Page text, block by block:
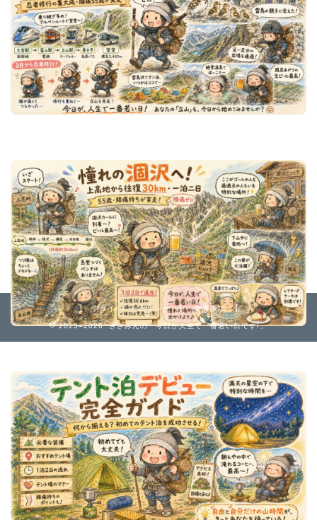
プライバシーポリシー 免責事項
2023–2026 ささみんの「今日が人生で一番若い日です!」